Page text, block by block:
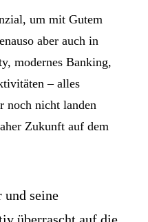
um mit Gutem
aber auch in
modernes Banking,
– alles
noch nicht landen
Zukunft auf dem
seine